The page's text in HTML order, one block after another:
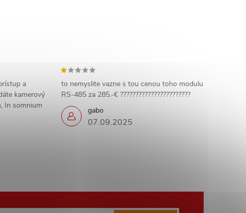
a
kamerový
In somnium
gabo
07.09.2025
to nemyslite vazne s tou cenou toho modulu
RS-485 za 285.-€ ???????????????????????